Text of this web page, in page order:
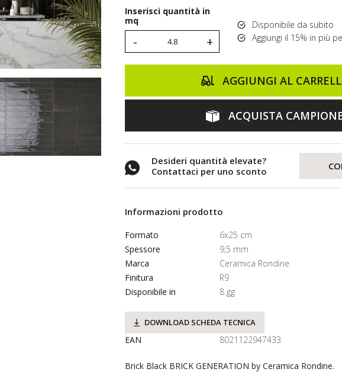
Inserisci quantità in
mq
- +
Disponibile da subito
Aggiungi il 15% in più
AGGIUNGI AL
ACQUISTA
Desideri quantità elevate?
Contattaci per uno sconto
Informazioni prodotto
Formato
6x25 cm
Spessore
9,5 mm
Marca
Ceramica Rondine
Finitura
R9
Disponibile in
8 gg
DOWNLOAD SCHEDA TECNICA
EAN 8021122947433
Brick Black BRICK GENERATION by Ceramica Rondine.